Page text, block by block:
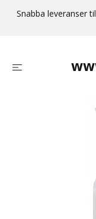
Snabba leveranser